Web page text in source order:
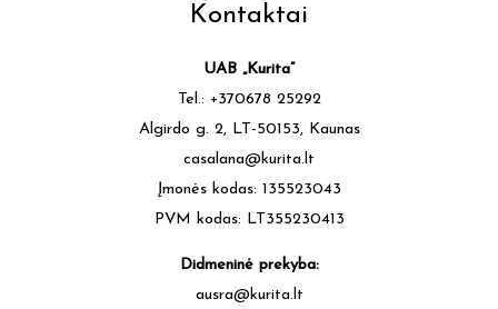
Kontaktai
UAB „Kurita”
Tel.: +370678 25292
Algirdo g. 2, LT-50153, Kaunas
casalana@kurita.lt
Įmonės kodas: 135523043
PVM kodas: LT355230413
Didmeninė prekyba:
ausra@kurita.lt